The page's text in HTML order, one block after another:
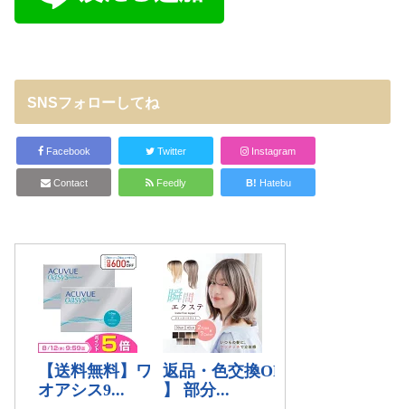
SNSフォローしてね
Facebook Twitter Instagram
Contact Feedly B! Hatebu